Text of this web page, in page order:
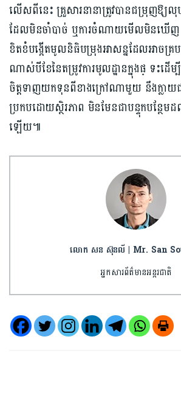
លើសពីនេះ គ្រួសារនានាត្រូវបានជម្រុញឱ្យ
ដែលមិនចាំបាច់ ឬការចំណាយមើលមិនឃើ
ខិតខំបង្កើតមូលនិធិបម្រុងអាសន្នដែលអាច
ណាស់បីខែនៃតម្រូវការមូលដ្ឋានក្នុងផ្ ទះដើម្
ចិត្តទាញយកទុនពីខាងក្រៅណាមួយ នឹងក្លា
ប្រកបដោយស្ថិរភាព មិនមែនជាបន្ទុកបន្ថែម
ឡើយ៕
លោក សន ស៊ុនលី | Mr. San
អ្នកសារព័ត៌មានអន្តរជាតិ